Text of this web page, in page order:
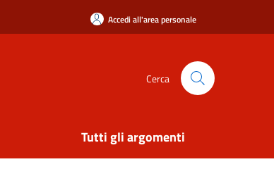
Accedi all'area personale
Cerca
Tutti gli argomenti